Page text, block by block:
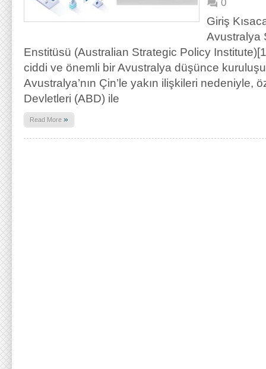
0
Giriş
Avustralya
Enstitüsü (Australian Strategic Policy
ciddi ve önemli bir Avustralya düşünce
Avustralya’nın Çin’le yakın ilişkileri nedeniyle,
Devletleri (ABD) ile
Read More »